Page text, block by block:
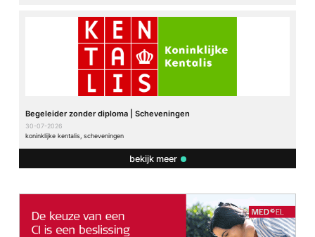
Begeleider zonder diploma | Scheveningen
30-07-2026
koninklijke kentalis, scheveningen
bekijk meer